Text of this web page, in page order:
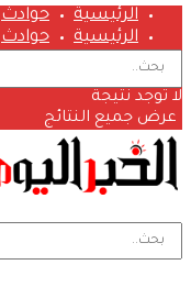
الرئيسية حوادث
الرئيسية
حوادث
لا توجد نتيجة
عرض جميع النتائج